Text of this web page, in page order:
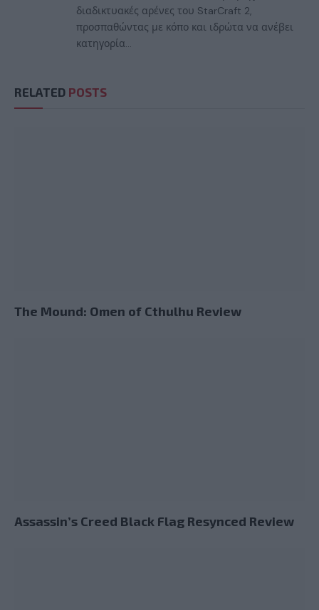
διαδικτυακές αρένες του StarCraft 2,
προσπαθώντας με κόπο και ιδρώτα να ανέβει
κατηγορία...
RELATED POSTS
The Mound: Omen of Cthulhu Review
Assassin’s Creed Black Flag Resynced Review